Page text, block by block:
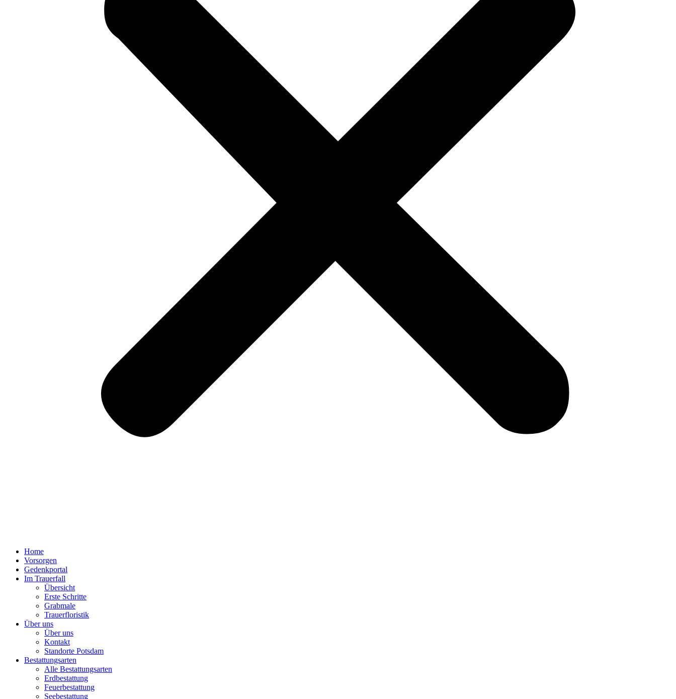
Home
Vorsorgen
Gedenkportal
Im Trauerfall
Übersicht
Erste Schritte
Grabmale
Trauerfloristik
Über uns
Über uns
Kontakt
Standorte Potsdam
Bestattungsarten
Alle Bestattungsarten
Erdbestattung
Feuerbestattung
Seebestattung